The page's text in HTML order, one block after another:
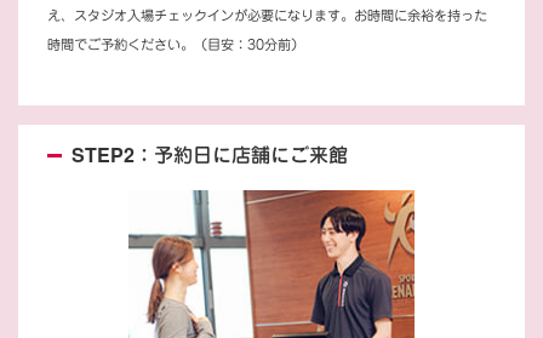
え、スタジオ入場チェックインが必要になります。お時間に余裕を持った
時間でご予約ください。（目安：30分前）
STEP2：予約日に店舗にご来館